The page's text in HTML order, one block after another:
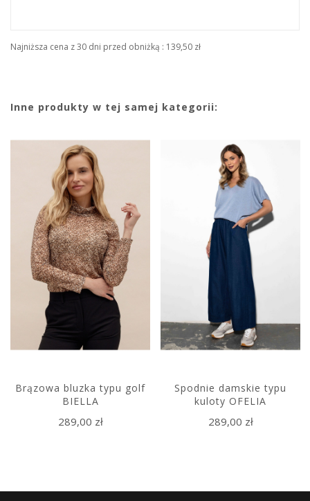
Najniższa cena z 30 dni przed obniżką : 139,50 zł
Inne produkty w tej samej kategorii:
Brązowa bluzka typu golf
BIELLA
289,00 zł
Spodnie damskie typu
kuloty OFELIA
289,00 zł